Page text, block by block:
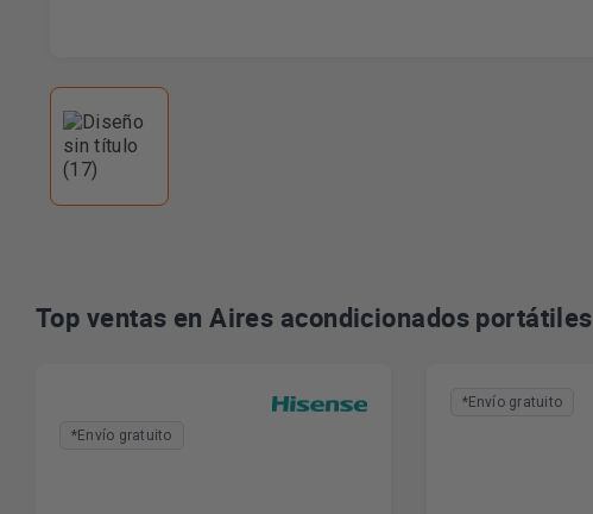
Top ventas en Aires acondicionados portátiles
*Envío gratuito
*Envío gratuito